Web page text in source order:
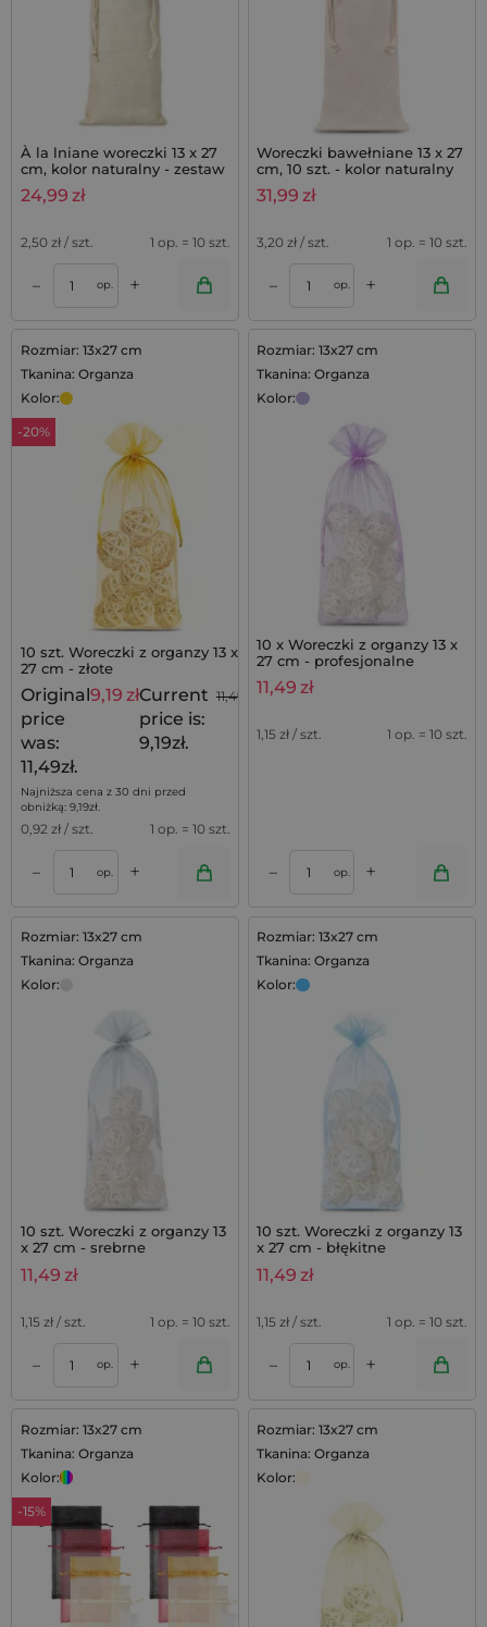
À la lniane woreczki 13 x 27
cm, kolor naturalny - zestaw
10 sztuk
24,99 zł
2,50 zł / szt. 1 op. = 10 szt.
– op. +
Woreczki bawełniane 13 x 27
cm, 10 szt. - kolor naturalny
31,99 zł
3,20 zł / szt. 1 op. = 10 szt.
– op. +
Rozmiar: 13x27 cm
Tkanina: Organza
Kolor:
-20%
10 szt. Woreczki z organzy 13 x
27 cm - złote
11,49
Original
price
was:
11,49zł.
9,19 złCurrent
price is:
9,19zł.
Najniższa cena z 30 dni przed
obniżką: 9,19zł.
0,92 zł / szt. 1 op. = 10 szt.
– op. +
Rozmiar: 13x27 cm
Tkanina: Organza
Kolor:
10 x Woreczki z organzy 13 x
27 cm - profesjonalne
opakowanie na prezenty
11,49 zł
1,15 zł / szt. 1 op. = 10 szt.
– op. +
Rozmiar: 13x27 cm
Tkanina: Organza
Kolor:
10 szt. Woreczki z organzy 13
x 27 cm - srebrne
11,49 zł
1,15 zł / szt. 1 op. = 10 szt.
– op. +
Rozmiar: 13x27 cm
Tkanina: Organza
Kolor:
10 szt. Woreczki z organzy 13
x 27 cm - błękitne
11,49 zł
1,15 zł / szt. 1 op. = 10 szt.
– op. +
Rozmiar: 13x27 cm
Tkanina: Organza
Kolor:
-15%
Rozmiar: 13x27 cm
Tkanina: Organza
Kolor: